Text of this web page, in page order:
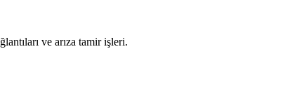
ve arıza tamir işleri.